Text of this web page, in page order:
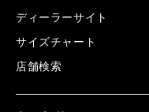
ディーラーサイト
サイズチャート
店舗検索